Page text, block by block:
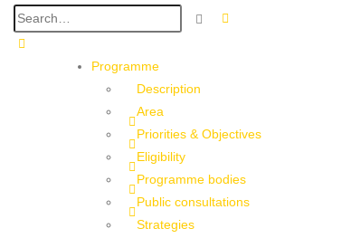
Programme
Description
Area
Priorities & Objectives
Eligibility
Programme bodies
Public consultations
Strategies